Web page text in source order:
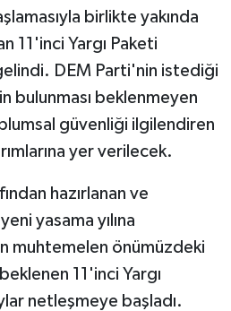
birlikte yakında
11'inci Yargı Paketi
DEM Parti'nin istediği
bulunması beklenmeyen
güvenliği ilgilendiren
yer verilecek.
hazırlanan ve
yasama yılına
muhtemelen önümüzdeki
11'inci Yargı
netleşmeye başladı.